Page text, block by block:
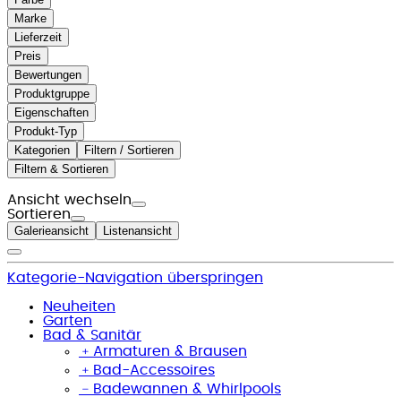
Marke
Lieferzeit
Preis
Bewertungen
Produktgruppe
Eigenschaften
Produkt-Typ
Kategorien
Filtern / Sortieren
Filtern & Sortieren
Ansicht wechseln
Sortieren
Galerieansicht Listenansicht
Kategorie-Navigation überspringen
Neuheiten
Garten
Bad & Sanitär
﹢ Armaturen & Brausen
﹢ Bad-Accessoires
﹣ Badewannen & Whirlpools